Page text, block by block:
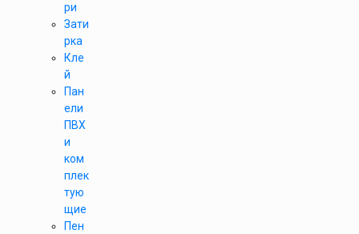
ри
Зати
рка
Кле
й
Пан
ели
ПВХ
и
ком
плек
тую
щие
Пен